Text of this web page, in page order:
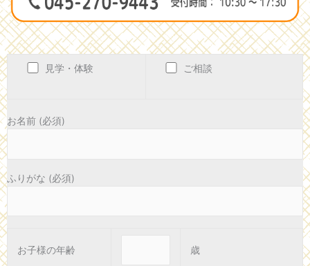
見学・体験 ご相談
お名前 (必須)
ふりがな (必須)
お子様の年齢 歳